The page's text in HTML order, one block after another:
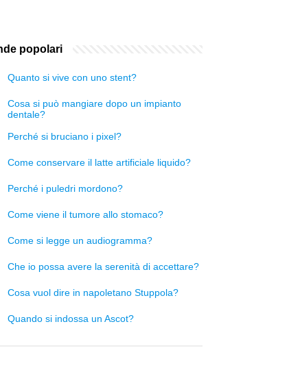
popolari
Quanto si vive con uno stent?
Cosa si può mangiare dopo un impianto
dentale?
Perché si bruciano i pixel?
Come conservare il latte artificiale liquido?
Perché i puledri mordono?
Come viene il tumore allo stomaco?
Come si legge un audiogramma?
Che io possa avere la serenità di accettare?
Cosa vuol dire in napoletano Stuppola?
Quando si indossa un Ascot?